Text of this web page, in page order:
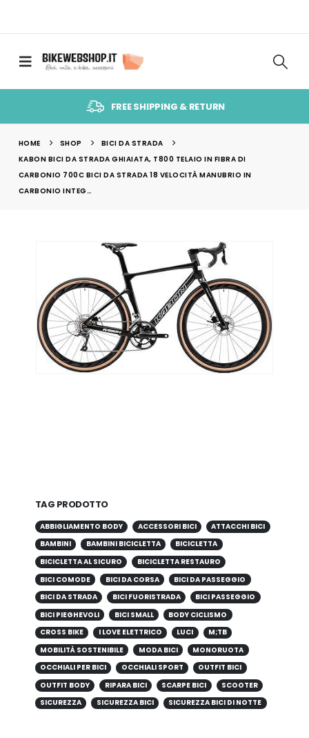
FREE SHIPPING & RETURN
HOME SHOP
BICI DA STRADA
KABON BICI DA STRADA GHIAIATA, T800 TELAIO IN FIBRA DI
CARBONIO 700C BICI DA STRADA 18 VELOCITÀ MANUBRIO IN
CARBONIO INTEG…
TAG PRODOTTO
ABBIGLIAMENTO BODY ACCESSORI BICI
ATTACCHI BICI
BAMBINI
BAMBINI BICICLETTA
BICICLETTA
BICICLETTA AL SICURO
BICICLETTA RESTAURO
BICI COMODE
BICI DA CORSA
BICI DA PASSEGGIO
BICI DA STRADA
BICI FUORISTRADA
BICI PASSEGGIO
BICI PIEGHEVOLI
BICI SMALL
BODY CICLISMO
CROSS BIKE
I LOVE ELETTRICO LUCI
M;TB
MOBILITÀ SOSTENIBILE
MODA BICI
MONORUOTA
OCCHIALI PER BICI
OCCHIALI SPORT
OUTFIT BICI
OUTFIT BODY
RIPARA BICI SCARPE BICI
SCOOTER
SICUREZZA
SICUREZZA BICI SICUREZZA BICI DI NOTTE